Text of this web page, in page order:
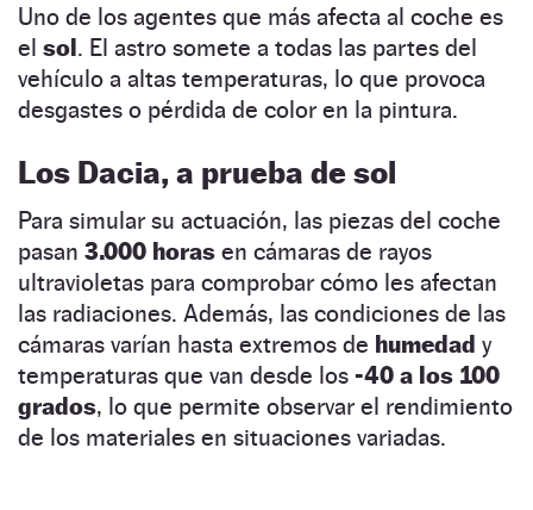
Uno de los agentes que más afecta al coche es
el sol. El astro somete a todas las partes del
vehículo a altas temperaturas, lo que provoca
desgastes o pérdida de color en la pintura.
Los Dacia, a prueba de sol
Para simular su actuación, las piezas del coche
pasan 3.000 horas en cámaras de rayos
ultravioletas para comprobar cómo les afectan
las radiaciones. Además, las condiciones de las
cámaras varían hasta extremos de humedad y
temperaturas que van desde los -40 a los 100
grados, lo que permite observar el rendimiento
de los materiales en situaciones variadas.